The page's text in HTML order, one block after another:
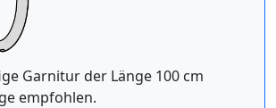
Garnitur der Länge 100 cm
empfohlen.